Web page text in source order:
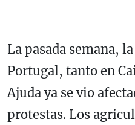
La pasada semana,
Portugal, tanto en
Ajuda ya se vio
protestas. Los